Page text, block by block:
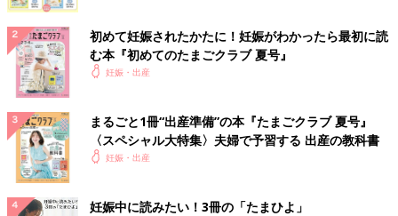
初めて妊娠されたかたに！妊娠がわかったら最初に読
む本『初めてのたまごクラブ 夏号』
妊娠・出産
まるごと1冊“出産準備”の本『たまごクラブ 夏号』
〈スペシャル大特集〉夫婦で予習する 出産の教科書
妊娠・出産
妊娠中に読みたい！3冊の「たまひよ」